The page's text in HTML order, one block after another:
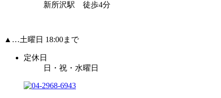
新所沢駅 徒歩4分
▲…土曜日 18:00まで
定休日
日・祝・水曜日